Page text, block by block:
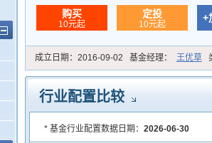
购买
10元起
定投
10元起
+
成立日期： 2016-09-02 基金经理： 王优草
行业配置比较
* 基金行业配置数据日期： 2026-06-30